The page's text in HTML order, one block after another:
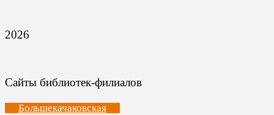
2026
Сайты библиотек-филиалов
Большекачаковская